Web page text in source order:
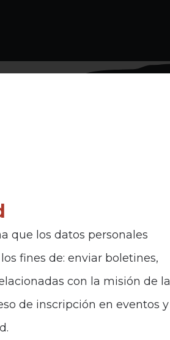
de Datos
que los datos personales
fines de: enviar boletines,
con la misión de la
de inscripción en eventos y